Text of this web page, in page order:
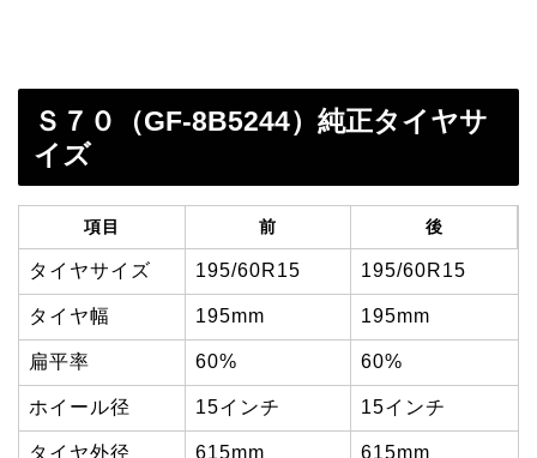
Ｓ７０（GF-8B5244）純正タイヤサ
イズ
項目 前 後
タイヤサイズ 195/60R15 195/60R15
タイヤ幅 195mm 195mm
扁平率 60% 60%
ホイール径 15インチ 15インチ
タイヤ外径 615mm 615mm